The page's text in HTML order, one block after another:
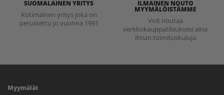
SUOMALAINEN YRITYS
Kotimainen yritys joka on
perustettu jo vuonna 1991
ILMAINEN NOUTO
MYYMÄLÖISTÄMME
Voit noutaa
verkkokauppatilauksesi aina
ilman toimituskuluja
Myymälät